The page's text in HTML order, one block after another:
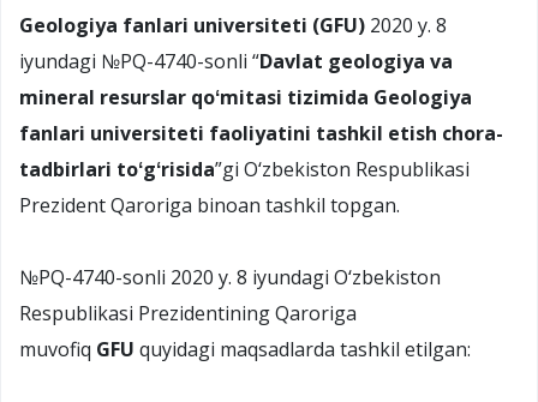
Geologiya fanlari universiteti (GFU) 2020 y. 8
iyundagi №PQ-4740-sonli “Davlat geologiya va
mineral resurslar qoʻmitasi tizimida Geologiya
fanlari universiteti faoliyatini tashkil etish chora-
tadbirlari toʻgʻrisida”gi O‘zbekiston Respublikasi
Prezident Qaroriga binoan tashkil topgan.
№PQ-4740-sonli 2020 y. 8 iyundagi O‘zbekiston
Respublikasi Prezidentining Qaroriga
muvofiq GFU quyidagi maqsadlarda tashkil etilgan: